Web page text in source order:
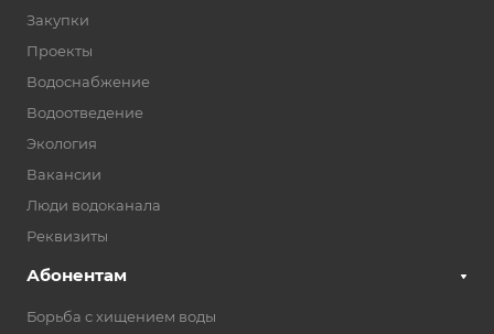
Закупки
Проекты
Водоснабжение
Водоотведение
Экология
Вакансии
Люди водоканала
Реквизиты
Абонентам
Борьба с хищением воды